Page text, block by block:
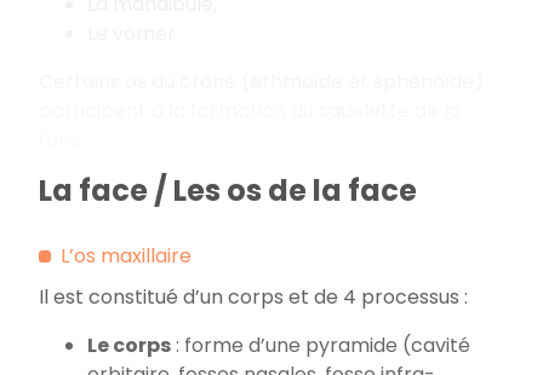
La face / Les os de la face
L’os maxillaire
Il est constitué d’un corps et de 4 processus :
Le corps: forme d’une pyramide (cavité